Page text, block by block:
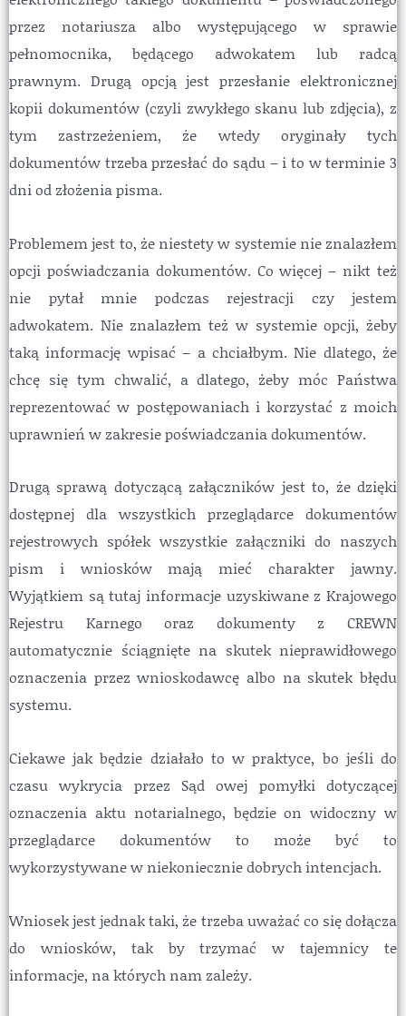
przez notariusza albo występującego w sprawie
pełnomocnika, będącego adwokatem lub radcą
prawnym. Drugą opcją jest przesłanie elektronicznej
kopii dokumentów (czyli zwykłego skanu lub zdjęcia), z
tym zastrzeżeniem, że wtedy oryginały tych
dokumentów trzeba przesłać do sądu – i to w terminie 3
dni od złożenia pisma.
Problemem jest to, że niestety w systemie nie znalazłem
opcji poświadczania dokumentów. Co więcej – nikt też
nie pytał mnie podczas rejestracji czy jestem
adwokatem. Nie znalazłem też w systemie opcji, żeby
taką informację wpisać – a chciałbym. Nie dlatego, że
chcę się tym chwalić, a dlatego, żeby móc Państwa
reprezentować w postępowaniach i korzystać z moich
uprawnień w zakresie poświadczania dokumentów.
Drugą sprawą dotyczącą załączników jest to, że dzięki
dostępnej dla wszystkich przeglądarce dokumentów
rejestrowych spółek wszystkie załączniki do naszych
pism i wniosków mają mieć charakter jawny.
Wyjątkiem są tutaj informacje uzyskiwane z Krajowego
Rejestru Karnego oraz dokumenty z CREWN
automatycznie ściągnięte na skutek nieprawidłowego
oznaczenia przez wnioskodawcę albo na skutek błędu
systemu.
Ciekawe jak będzie działało to w praktyce, bo jeśli do
czasu wykrycia przez Sąd owej pomyłki dotyczącej
oznaczenia aktu notarialnego, będzie on widoczny w
przeglądarce dokumentów to może być to
wykorzystywane w niekoniecznie dobrych intencjach.
Wniosek jest jednak taki, że trzeba uważać co się dołącza
do wniosków, tak by trzymać w tajemnicy te
informacje, na których nam zależy.